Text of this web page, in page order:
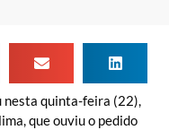
nesta quinta-feira (22),
que ouviu o pedido